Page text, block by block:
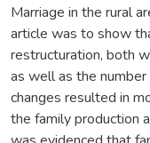
Marriage in the rural
article was to show
restructuration, both
as well as the
changes resulted in
the family production